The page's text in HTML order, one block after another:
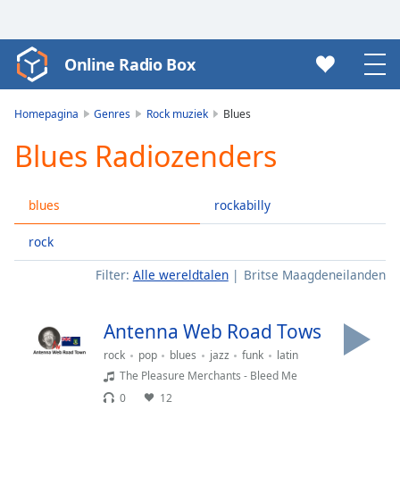
Video
Player
Play
Video
Skip
Skip
Duration-:-
Online Radio Box
Homepagina Genres Rock muziek Blues
Blues Radiozenders
blues
rock
rockabilly
Filter: Alle wereldtalen Britse Maagdeneilanden
Antenna Web Road Tows
rock pop blues jazz funk
latin
The Pleasure Merchants - Bleed Me
0
12